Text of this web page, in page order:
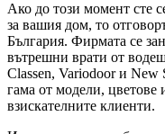
Ако до този момент сте
за вашия дом, то
България. Фирмата се
вътрешни врати от
Classen, Variodoor и New
гама от модели, цветове
взискателните клиенти.